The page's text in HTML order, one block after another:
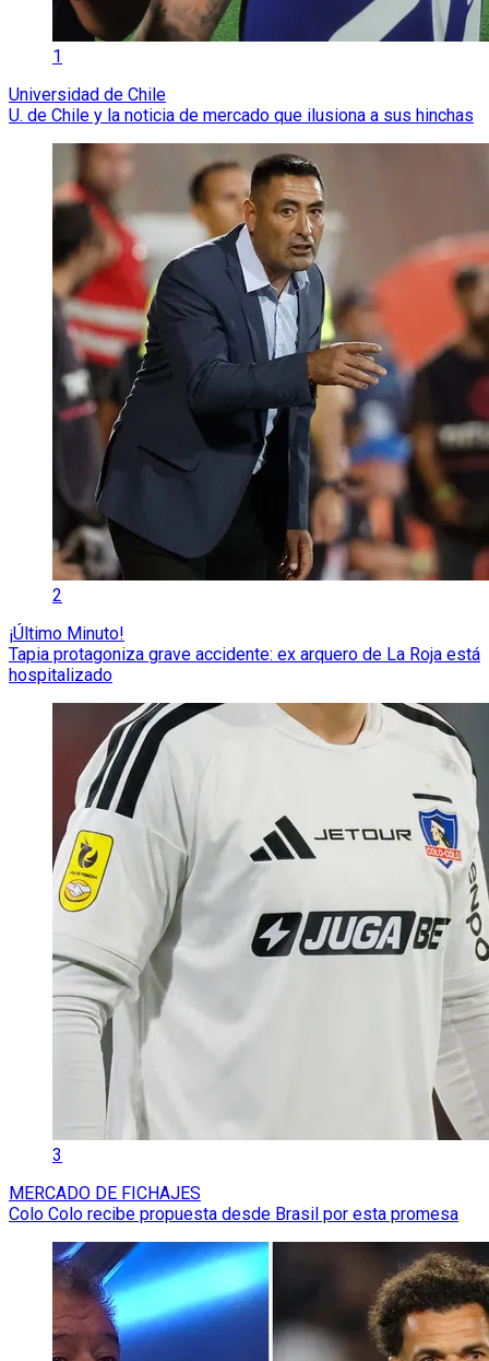
1
Universidad de Chile
U. de Chile y la noticia de mercado que ilusiona a sus hinchas
2
¡Último Minuto!
Tapia protagoniza grave accidente: ex arquero de La Roja está
hospitalizado
3
MERCADO DE FICHAJES
Colo Colo recibe propuesta desde Brasil por esta promesa